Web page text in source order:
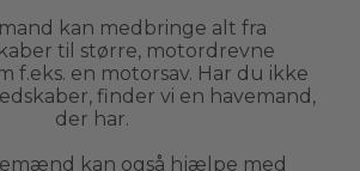
kan medbringe alt fra
til større, motordrevne
f.eks. en motorsav. Har du ikke
finder vi en havemand,
der har.
kan også hjælpe med